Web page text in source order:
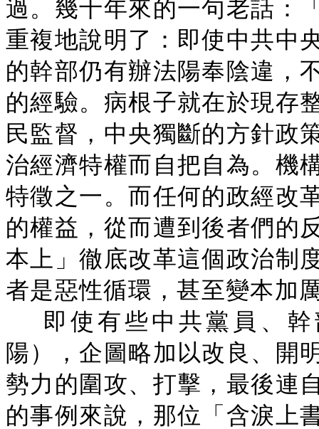
過。幾十年來的一句老話：
重複地說明了：即使中共中
的幹部仍有辦法陽奉陰違，
的經驗。病根子就在於現存
民監督，中央獨斷的方針政
治經濟特權而自把自為。機
特徵之一。而任何的政經改
的權益，從而遭到後者們的
本上」徹底改革這個政治制
者是惡性循環，甚至變本加
即使有些中共黨員、
陽），企圖略加以改良、開
勢力的圍攻、打擊，最後連
的事例來說，那位「含淚上